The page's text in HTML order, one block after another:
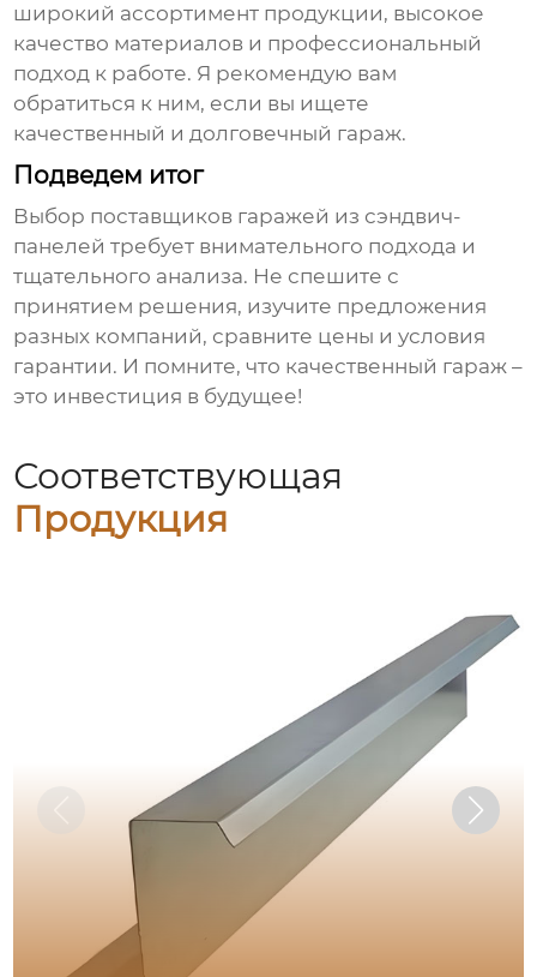
широкий ассортимент продукции, высокое
качество материалов и профессиональный
подход к работе. Я рекомендую вам
обратиться к ним, если вы ищете
качественный и долговечный гараж.
Подведем итог
Выбор поставщиков гаражей из сэндвич-
панелей требует внимательного подхода и
тщательного анализа. Не спешите с
принятием решения, изучите предложения
разных компаний, сравните цены и условия
гарантии. И помните, что качественный гараж –
это инвестиция в будущее!
Соответствующая
Продукция